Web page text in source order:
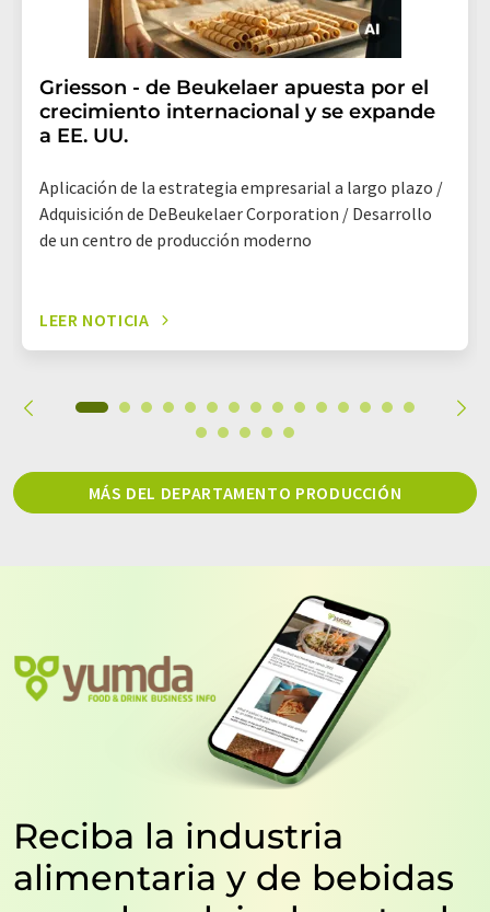
Griesson - de Beukelaer apuesta por el
crecimiento internacional y se expande
a EE. UU.
Aplicación de la estrategia empresarial a largo plazo /
Adquisición de DeBeukelaer Corporation / Desarrollo
de un centro de producción moderno
LEER NOTICIA
MÁS DEL DEPARTAMENTO PRODUCCIÓN
Reciba la industria
alimentaria y de bebidas